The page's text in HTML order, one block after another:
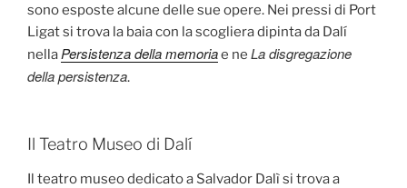
sono esposte alcune delle sue opere. Nei pressi di Port
Ligat si trova la baia con la scogliera dipinta da Dalí
nella Persistenza della memoriae ne La disgregazione
della persistenza.
Il Teatro Museo di Dalí
Il teatro museo dedicato a Salvador Dalì si trova a